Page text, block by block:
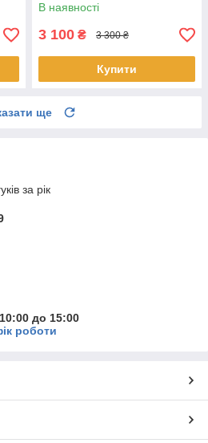
В наявності
3 100 ₴ 3 300 ₴
Купити
ще
за рік
до 15:00
роботи